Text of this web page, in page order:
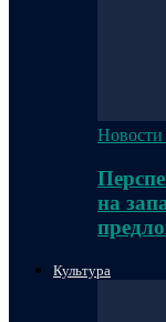
Новости
на
Культура